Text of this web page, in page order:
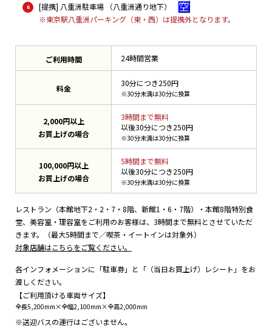
[提携] 八重洲駐車場 （八重洲通り地下）
※東京駅八重洲パーキング（東・西）は提携外となります。
ご利用時間 24時間営業
料金
30分につき250円
※30分未満は30分に換算
2,000円以上
お買上げの場合
3時間まで無料
以後30分につき250円
※30分未満は30分に換算
100,000円以上
お買上げの場合
5時間まで無料
以後30分につき250円
※30分未満は30分に換算
レストラン（本館地下2・2・7・8階、新館1・6・7階）・本館8階特別食
堂、美容室・理容室をご利用のお客様は、3時間まで無料とさせていただ
きます。（最大5時間まで／喫茶・イートインは対象外）
対象店舗はこちらをご覧ください。
各インフォメーションに「駐車券」と「（当日お買上げ）レシート」をお
渡しください。
【ご利用頂ける車両サイズ】
全長5,200mm×全幅2,100mm×全高2,000mm
※送迎バスの運行はございません。